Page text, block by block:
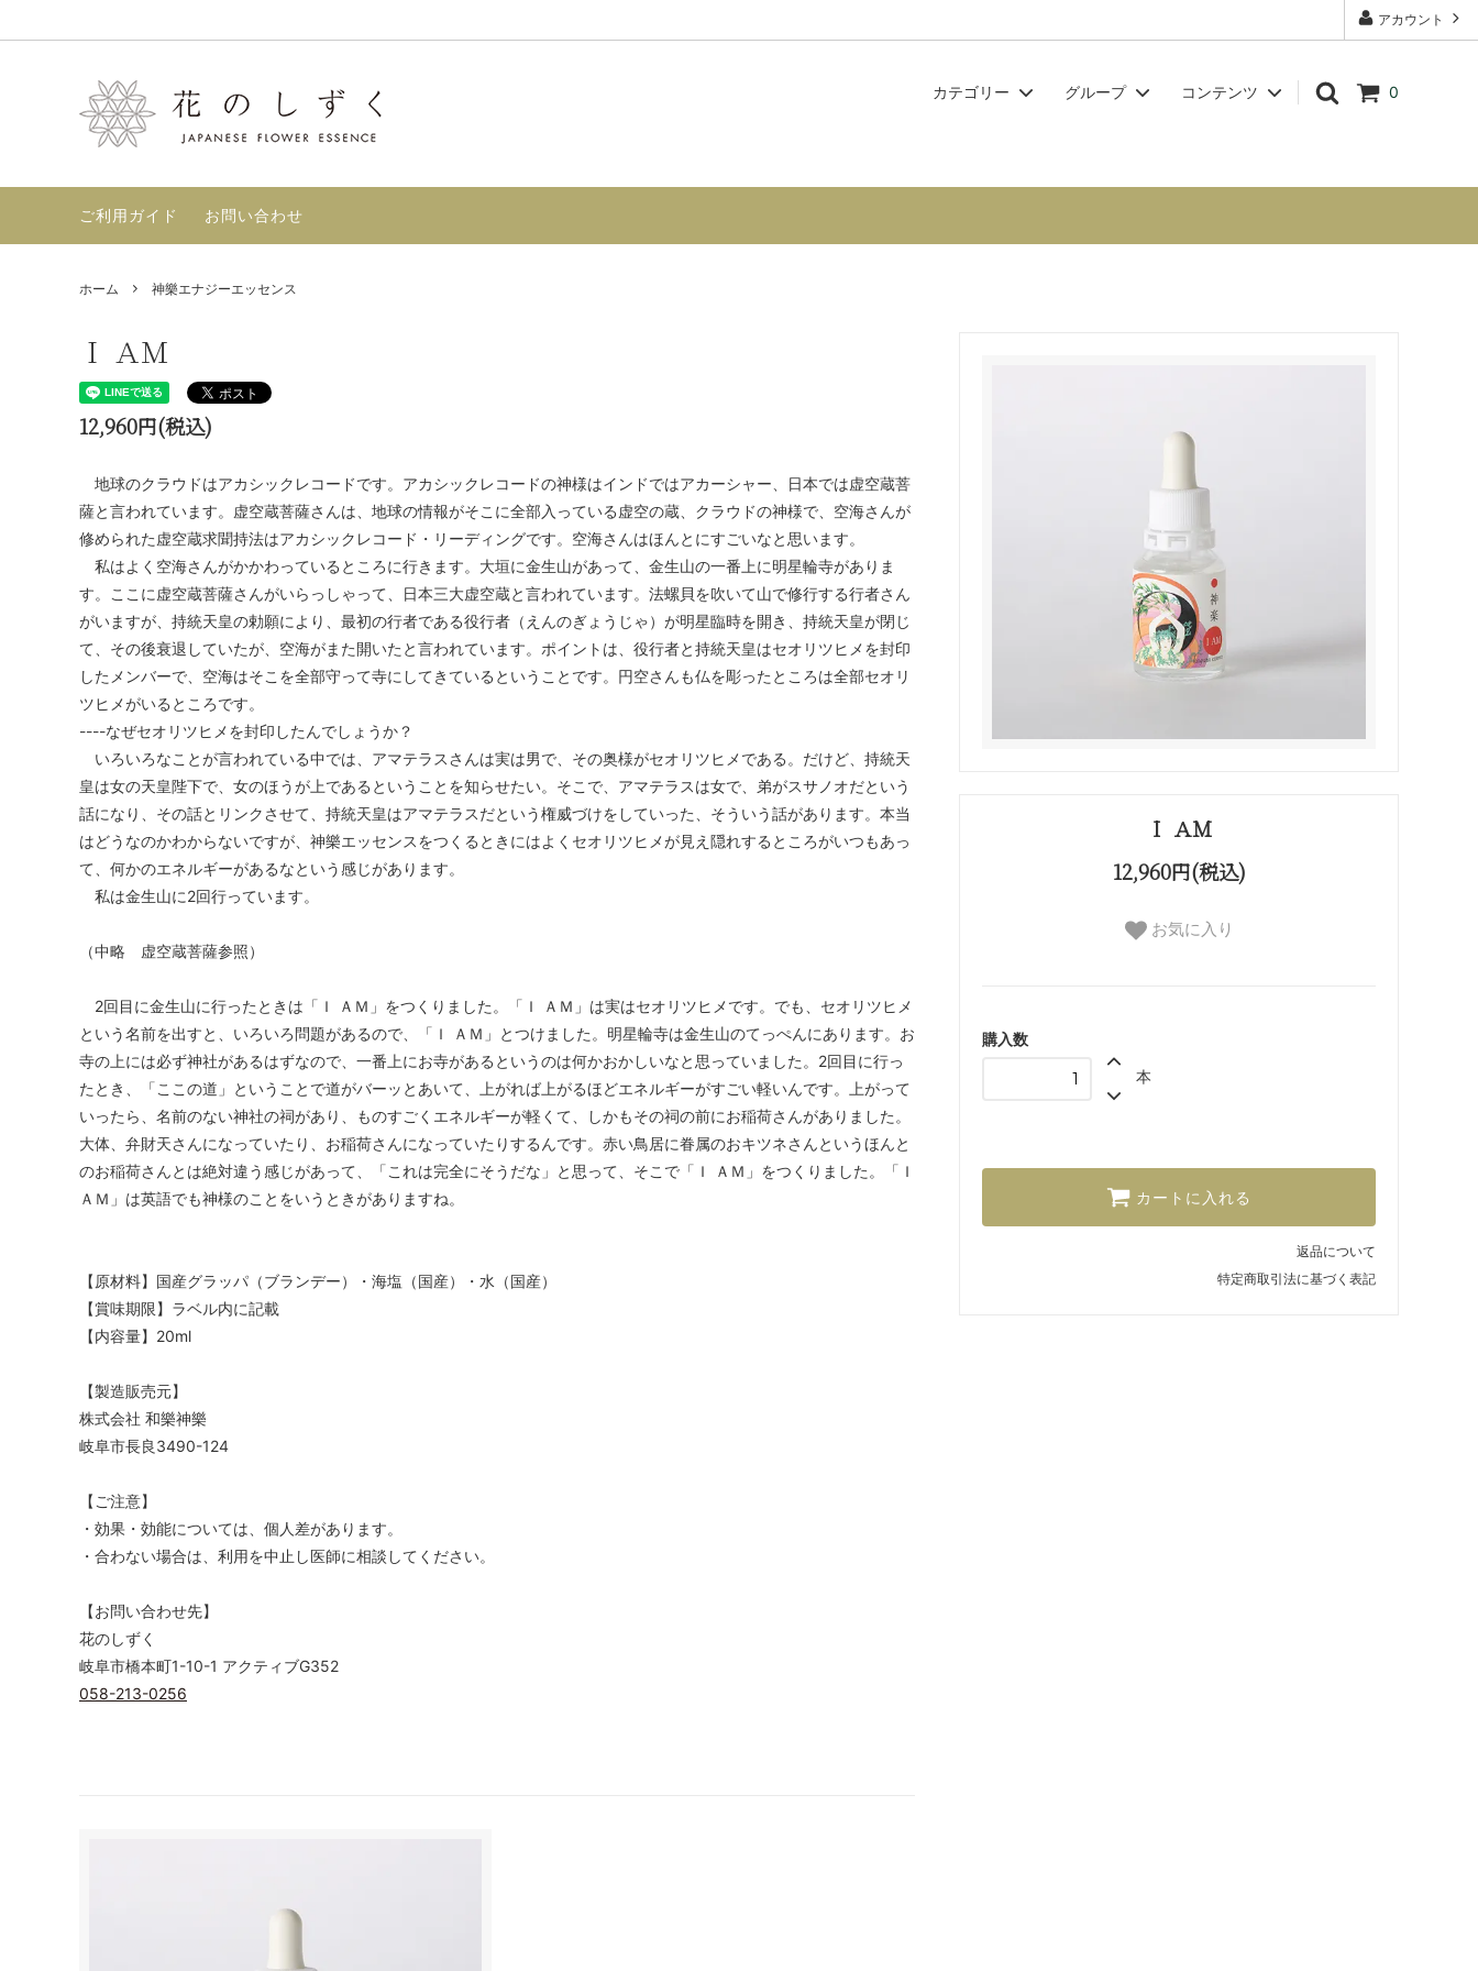
アカウント
0
カテゴリー
マヤンエッセンス
グループ コンテンツ
び方】
ずく〉-
を解決したい・願いを叶えたい方へ】
スセラピストの資格取得も可】
ご利用ガイド お問い合わせ
ホーム 神樂エナジーエッセンス
Ｉ ＡＭ
12,960円(税込)
お気に入り
購入数
本
カートに入れる
返品について
特定商取引法に基づく表記
Ｉ ＡＭ
12,960円(税込)
地球のクラウドはアカシックレコードです。アカシックレコードの神様はインドではアカーシャー、日本では虚空蔵菩
薩と言われています。虚空蔵菩薩さんは、地球の情報がそこに全部入っている虚空の蔵、クラウドの神様で、空海さんが
修められた虚空蔵求聞持法はアカシックレコード・リーディングです。空海さんはほんとにすごいなと思います。
私はよく空海さんがかかわっているところに行きます。大垣に金生山があって、金生山の一番上に明星輪寺がありま
す。ここに虚空蔵菩薩さんがいらっしゃって、日本三大虚空蔵と言われています。法螺貝を吹いて山で修行する行者さん
がいますが、持統天皇の勅願により、最初の行者である役行者（えんのぎょうじゃ）が明星臨時を開き、持統天皇が閉じ
て、その後衰退していたが、空海がまた開いたと言われています。ポイントは、役行者と持統天皇はセオリツヒメを封印
したメンバーで、空海はそこを全部守って寺にしてきているということです。円空さんも仏を彫ったところは全部セオリ
ツヒメがいるところです。
----なぜセオリツヒメを封印したんでしょうか？
いろいろなことが言われている中では、アマテラスさんは実は男で、その奥様がセオリツヒメである。だけど、持統天
皇は女の天皇陛下で、女のほうが上であるということを知らせたい。そこで、アマテラスは女で、弟がスサノオだという
話になり、その話とリンクさせて、持統天皇はアマテラスだという権威づけをしていった、そういう話があります。本当
はどうなのかわからないですが、神樂エッセンスをつくるときにはよくセオリツヒメが見え隠れするところがいつもあっ
て、何かのエネルギーがあるなという感じがあります。
私は金生山に2回行っています。
（中略 虚空蔵菩薩参照）
2回目に金生山に行ったときは「Ｉ ＡＭ」をつくりました。「Ｉ ＡＭ」は実はセオリツヒメです。でも、セオリツヒメ
という名前を出すと、いろいろ問題があるので、「Ｉ ＡＭ」とつけました。明星輪寺は金生山のてっぺんにあります。お
寺の上には必ず神社があるはずなので、一番上にお寺があるというのは何かおかしいなと思っていました。2回目に行っ
たとき、「ここの道」ということで道がバーッとあいて、上がれば上がるほどエネルギーがすごい軽いんです。上がって
いったら、名前のない神社の祠があり、ものすごくエネルギーが軽くて、しかもその祠の前にお稲荷さんがありました。
大体、弁財天さんになっていたり、お稲荷さんになっていたりするんです。赤い鳥居に眷属のおキツネさんというほんと
のお稲荷さんとは絶対違う感じがあって、「これは完全にそうだな」と思って、そこで「Ｉ ＡＭ」をつくりました。「Ｉ
ＡＭ」は英語でも神様のことをいうときがありますね。
【原材料】国産グラッパ（ブランデー）・海塩（国産）・水（国産）
【賞味期限】ラベル内に記載
【内容量】20ml
【製造販売元】
株式会社 和樂神樂
岐阜市長良3490-124
【ご注意】
・効果・効能については、個人差があります。
・合わない場合は、利用を中止し医師に相談してください。
【お問い合わせ先】
花のしずく
岐阜市橋本町1-10-1 アクティブG352
058-213-0256